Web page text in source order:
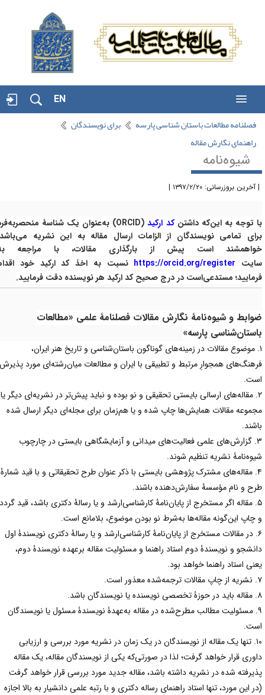
EN
فصلنامه مطالعات باستان شناسی پارسه
برای نویسندگان
راهنمای نگارش مقاله
شیوه‌نامه
بروزرسانی: ۱۳۹۷/۲/۲۰ |
توجه به این‌که داشتن کد ارکید(ORCID)
به‌عنوان یک شناسۀ منحصربه‌فرد
تمامی نویسندگان از الزامات ارسال مقاله به این نشریه می‌باشد،
است پیش از بارگذاری مقالات، با مراجعه به
https://orcid.org/registerنسبت به اخذ کد ارکید خود اقدام
مستدعی‌است در درج صحیح کد ارکید هر نویسنده دقت فرمایید.
و شیوه‌نامۀ نگارش مقالات فصلنامۀ علمی «مطالعات
پارسه»
۱. موضوع مقالات در زمینه‌های گوناگون باستان‌شناسی و تاریخ هنر ایران،
همجوارِ مرتبط و تطبیقی با ایران و مطالعات میان‌رشته‌ای مورد پذیرش
۲. مقاله‌های ارسالی بایستی تحقیقی و نو بوده و نباید پیش‌تر در نشریه‌ای دیگر یا
مقالات همایش‌ها چاپ شده و یا هم‌زمان برای مجله‌ای دیگر ارسال شده
۳. گزارش‌های علمی فعالیت‌های میدانی و آزمایشگاهی بایستی در چارچوب
نشریه تنظیم شوند.
۴. مقاله‌های مشترک پژوهشی بایستی با ذکر عنوان طرح تحقیقاتی و با قید شمارۀ
و نام مؤسسۀ سفارش‌دهنده باشند.
۵. مقاله اگر مستخرج از پایان‌نامۀ کارشناسی‌ارشد و یا رسالۀ دکتری باشد، قید گردد؛
چاپ این‌گونه مقاله‌ها به‌شرط نو بودن موضوع، بلامانع است.
۶. در مقالات مستخرج از پایان‌نامۀ کارشناسی‌ارشد و یا رسالۀ دکتری نویسندۀ اول
و نویسندۀ دوم استاد راهنما و مسئولیت مقاله برعهده نویسندۀ دوم،
استاد راهنما خواهد بود.
۹. مسئولیت مطالب مطرح‌شده در مقاله به‌عهدۀ نویسندۀ مسئول یا نویسندگان
۱۰. تنها یک مقاله از نویسندگان در یک زمان در نشریه مورد بررسی و ارزیابی
قرار خواهد گرفت؛ لذا در صورتی‌که یکی از نویسندگان مقاله، یک مقاله
شده در نشریه داشته باشد، مقاله جدید مورد بررسی قرار خواهد گرفت
این مورد، تنها استاد راهنمای رساله دکتری و با رتبه علمی دانشیار به بالا اجازه